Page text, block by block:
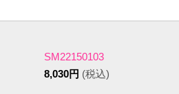
SM22150103
8,030円 (税込)